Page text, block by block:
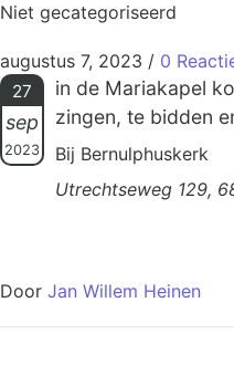
Niet gecategoriseerd
augustus 7, 2023 / 0
27
sep
2023
in de Mariakapel
zingen, te bidden
Bij Bernulphuskerk
Utrechtseweg 129,
Door Jan Willem Heinen